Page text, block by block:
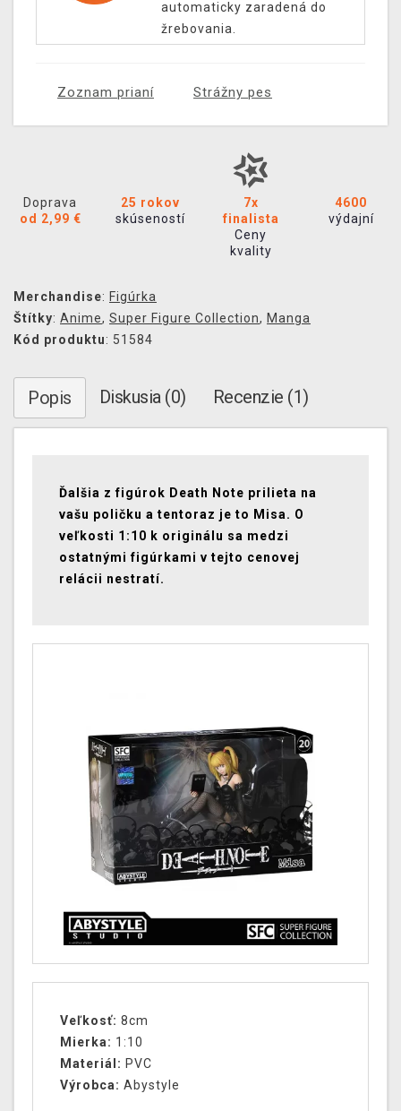
automaticky zaradená do
žrebovania.
Zoznam prianí Strážny pes
Doprava
od 2,99 €
25 rokov
skúseností
7x
finalista
Ceny
kvality
4600
výdajní
Merchandise: Figúrka
Štítky: Anime, Super Figure Collection, Manga
Kód produktu: 51584
Popis Diskusia (0) Recenzie (1)
Ďalšia z figúrok Death Note prilieta na
vašu poličku a tentoraz je to Misa. O
veľkosti 1:10 k originálu sa medzi
ostatnými figúrkami v tejto cenovej
relácii nestratí.
Veľkosť: 8cm
Mierka: 1:10
Materiál: PVC
Výrobca: Abystyle